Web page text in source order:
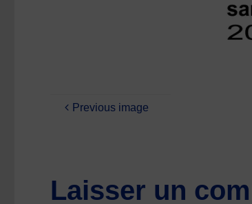
Previous image
Laisser un